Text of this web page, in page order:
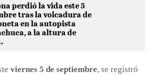
perdió la vida este 5
tras la volcadura de
en la autopista
a la altura de
viernes 5 de septiembre, se registró